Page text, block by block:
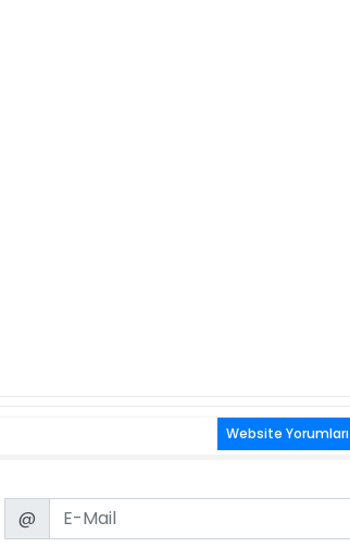
Website Yorumları
Email
@